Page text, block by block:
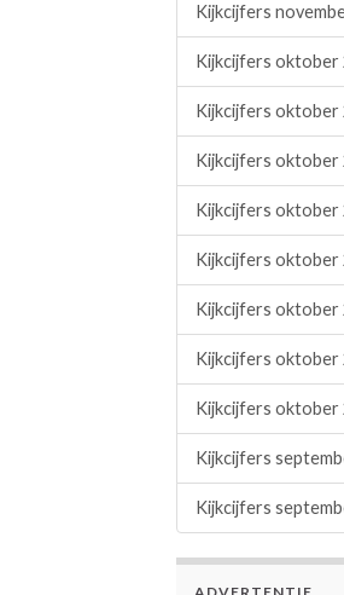
Kijkcijfers
Kijkcijfers oktober
Kijkcijfers oktober
Kijkcijfers oktober
Kijkcijfers oktober
Kijkcijfers oktober
Kijkcijfers oktober
Kijkcijfers oktober
Kijkcijfers oktober
Kijkcijfers
Kijkcijfers